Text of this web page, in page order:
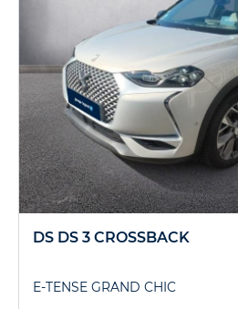
DS DS 3 CROSSBACK
E-TENSE GRAND CHIC